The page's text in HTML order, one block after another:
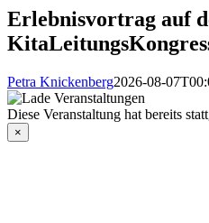
Erlebnisvortrag auf
Petra Knickenberg2026-08-
Diese Veranstaltung hat bereits
×